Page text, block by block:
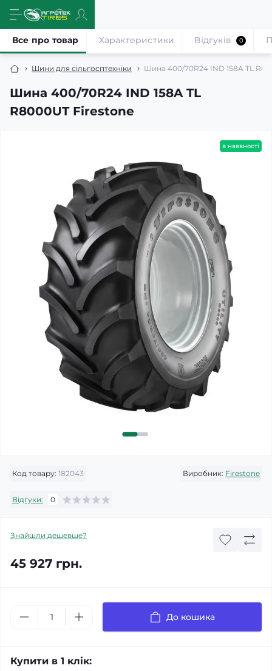
Шини для сільгосптехніки Шина 400/70R24 IND 158A TL
Шина 400/70R24 IND 158A TL
R8000UT Firestone
Все про товар Характеристики Відгуків 0
в наявності
Код товару: 182043 Виробник: Firestone
Відгуки: 0
Знайшли дешевше?
45 927 грн.
До кошика
Купити в 1 клік: